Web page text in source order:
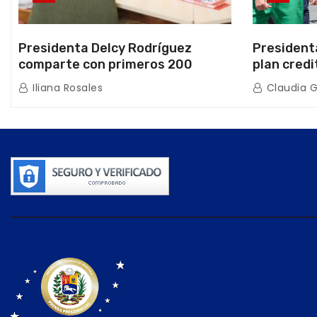
Presidenta Delcy Rodríguez
comparte con primeros 200
beneficiarios de la nueva Casa de
los Abuelos “La Primavera” en
Iliana Rosales
plan
directo
de
Claudia